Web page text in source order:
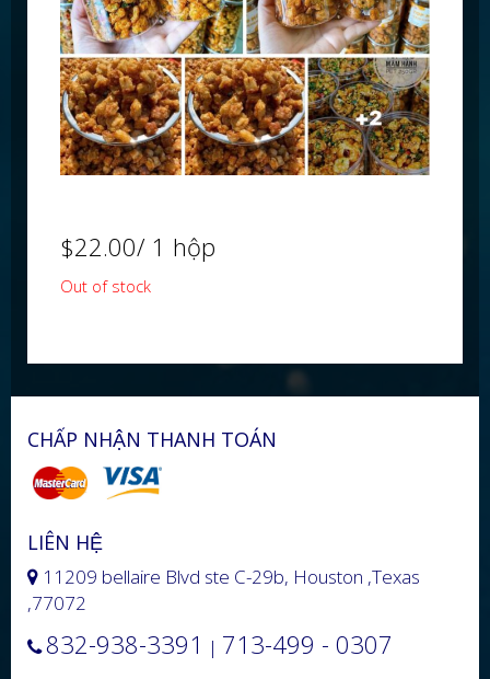
$22.00/ 1 hộp
Out of stock
CHẤP NHẬN THANH TOÁN
LIÊN HỆ
11209 bellaire Blvd ste C-29b, Houston ,Texas
,77072
832-938-3391 | 713-499 - 0307